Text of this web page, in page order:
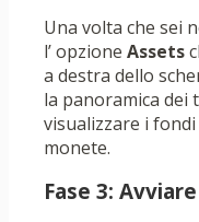
Una volta che sei
l’ opzione Assets
a destra dello
la panoramica dei
visualizzare i
monete.
Fase 3: